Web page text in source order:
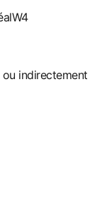
indirectement